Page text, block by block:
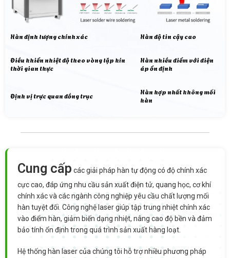
Hàn định lượng chính xác Hàn độ tin cậy cao
Điều khiển nhiệt độ theo vòng lặp kín
thời gian thực
Hàn nhiều điểm với điện
áp ổn định
Định vị trực quan đồng trục
Hàn hợp nhất không mối
hàn
Cung cấp các giải pháp hàn tự động có độ chính xác
cực cao, đáp ứng nhu cầu sản xuất điện tử, quang học, cơ khí
chính xác và các ngành công nghiệp yêu cầu chất lượng mối
hàn tuyệt đối. Công nghệ laser giúp tập trung nhiệt chính xác
vào điểm hàn, giảm biến dạng nhiệt, nâng cao độ bền và đảm
bảo tính ổn định trong quá trình sản xuất hàng loạt.
Hệ thống hàn laser của chúng tôi hỗ trợ nhiều phương pháp